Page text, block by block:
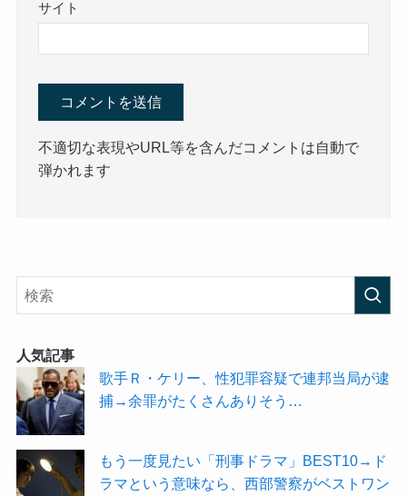
サイト
不適切な表現やURL等を含んだコメントは自動で
弾かれます
人気記事
歌手Ｒ・ケリー、性犯罪容疑で連邦当局が逮
捕→余罪がたくさんありそう…
もう一度見たい「刑事ドラマ」BEST10→ド
ラマという意味なら、西部警察がベストワン